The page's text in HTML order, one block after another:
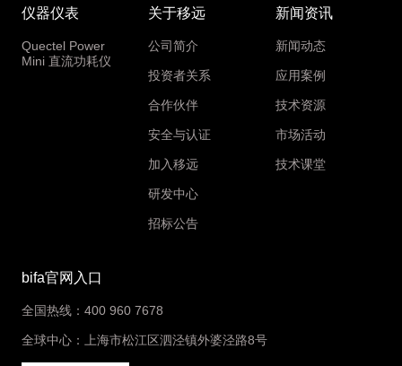
仪器仪表
Quectel Power
Mini 直流功耗仪
关于移远
公司简介
投资者关系
合作伙伴
安全与认证
加入移远
研发中心
招标公告
新闻资讯
新闻动态
应用案例
技术资源
市场活动
技术课堂
bifa官网入口
全国热线：400 960 7678
全球中心：上海市松江区泗泾镇外婆泾路8号